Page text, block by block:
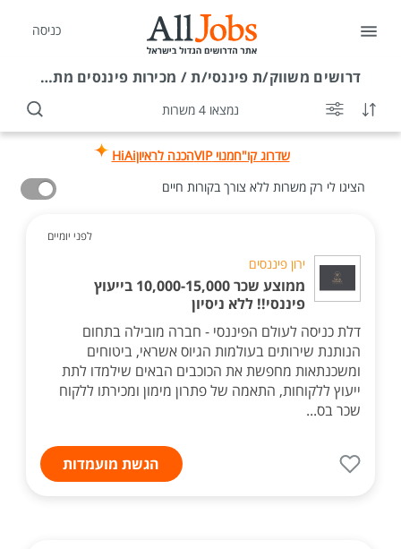
כניסה
דרושים משווק/ת פיננסי/ת / מכירות פיננסים מתאים גם למגזר הדתי
נמצאו 4 משרות
שדרוג קו"חמנוי VIP הכנה לראיוןHiAi
הציגו לי רק משרות ללא צורך בקורות חיים
לפני יומיים
ירון פיננסים
ממוצע שכר 10,000-15,000 בייעוץ
פיננסי!! ללא ניסיון
דלת כניסה לעולם הפיננסי - חברה מובילה בתחום
הנותנת שירותים בעולמות הגיוס אשראי, ביטוחים
ומשכנתאות מחפשת את הכוכבים הבאים שילמדו לתת
ייעוץ ללקוחות, התאמה של פתרון מימון ומכירתו ללקוח
שכר בס...
הגשת מועמדות